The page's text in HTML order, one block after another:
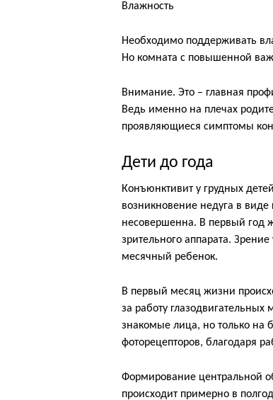
Влажность
Необходимо поддерживать
Но комната с повышенной
Внимание. Это – главная
Ведь именно на плечах
проявляющиеся симптомы
Дети до года
Конъюнктивит у грудных
возникновение недуга в виде
несовершенна. В первый год
зрительного аппарата. Зрение
месячный ребенок.
В первый месяц жизни
за работу
знакомые лица, но только на
фоторецепторов, благодаря
Формирование центральной
происходит примерно в